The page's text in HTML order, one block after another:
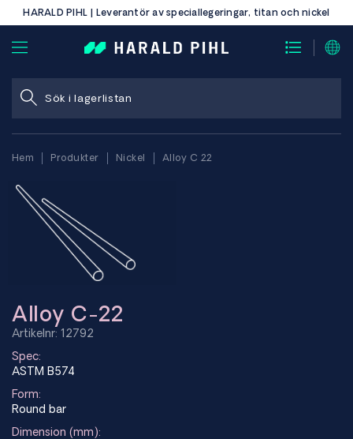
HARALD PIHL | Leverantör av speciallegeringar, titan och nickel
Hem Produkter Nickel Alloy C 22
Alloy C-22
Artikelnr: 12792
Spec:
ASTM B574
Form:
Round bar
Dimension (mm):